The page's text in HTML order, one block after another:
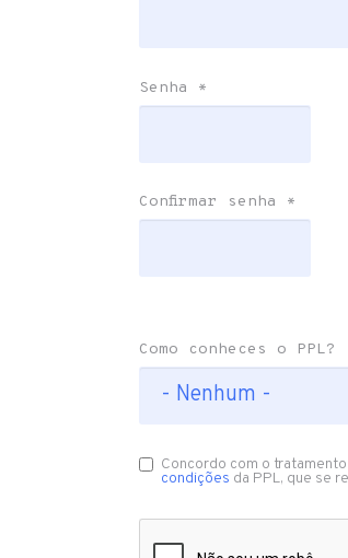
Senha *
Confirmar senha *
Como conheces o PPL?
Concordo com o
condições da PPL, que se